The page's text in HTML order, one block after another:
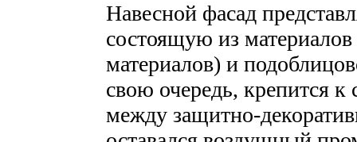
Навесной фасад
состоящую из
материалов) и
свою очередь, крепится
между защитно-